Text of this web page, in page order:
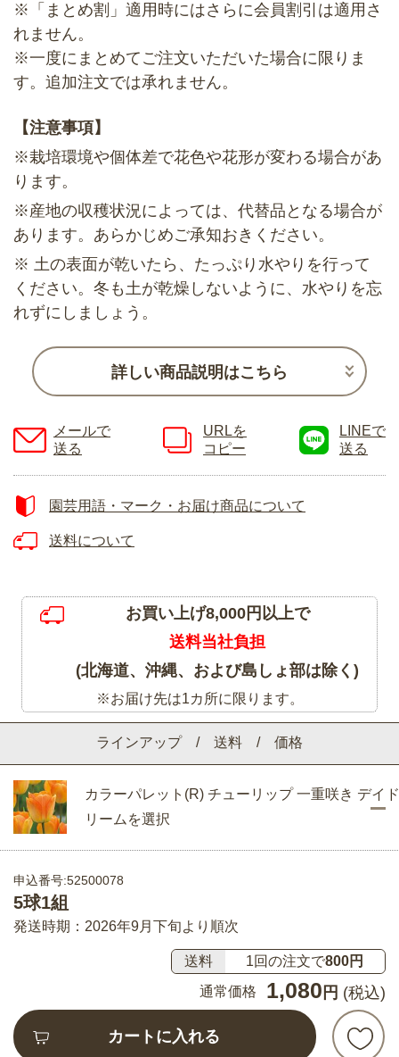
ラインアップ / 送料 / 価格
カラーパレット(R) チューリップ 一重咲き デイド
リームを選択
申込番号:52500078
5球1組
発送時期：2026年9月下旬より順次
送料 1回の注文で800円
通常価格
1,080 円 (税込)
カートに入れる
※「まとめ割」適用時にはさらに会員割引は適用さ
れません。
※一度にまとめてご注文いただいた場合に限りま
す。追加注文では承れません。
【注意事項】
※栽培環境や個体差で花色や花形が変わる場合があ
ります。
※産地の収穫状況によっては、代替品となる場合が
あります。あらかじめご承知おきください。
※ 土の表面が乾いたら、たっぷり水やりを行って
ください。冬も土が乾燥しないように、水やりを忘
れずにしましょう。
詳しい商品説明はこちら
メールで
送る
URLを
コピー
LINEで
送る
園芸用語・マーク・お届け商品について
送料について
お買い上げ8,000円以上で
送料当社負担
(北海道、沖縄、および島しょ部は除く)
※お届け先は1カ所に限ります。